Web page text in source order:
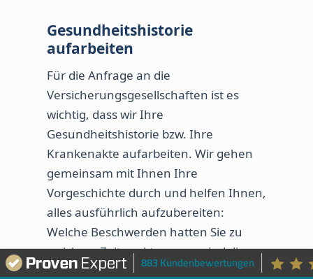
Gesundheitshistorie
aufarbeiten
Für die Anfrage an die
Versicherungsgesellschaften ist es
wichtig, dass wir Ihre
Gesundheitshistorie bzw. Ihre
Krankenakte aufarbeiten. Wir gehen
gemeinsam mit Ihnen Ihre
Vorgeschichte durch und helfen Ihnen,
alles ausführlich aufzubereiten:
Welche Beschwerden hatten Sie zu
welchem Zeitpunkt, warum sind die
Beschwerden aufgekommen, wie
883 Kundenbewertungen